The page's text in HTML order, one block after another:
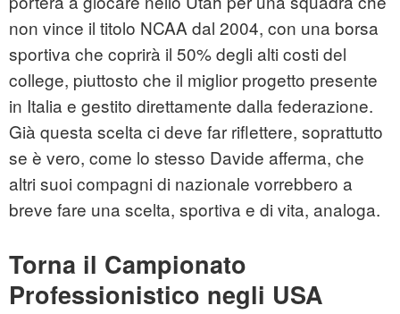
non vince il titolo NCAA dal 2004, con una borsa
sportiva che coprirà il 50% degli alti costi del
college, piuttosto che il miglior progetto presente
in Italia e gestito direttamente dalla federazione.
Già questa scelta ci deve far riflettere, soprattutto
se è vero, come lo stesso Davide afferma, che
altri suoi compagni di nazionale vorrebbero a
breve fare una scelta, sportiva e di vita, analoga.
Torna il Campionato
Professionistico negli USA